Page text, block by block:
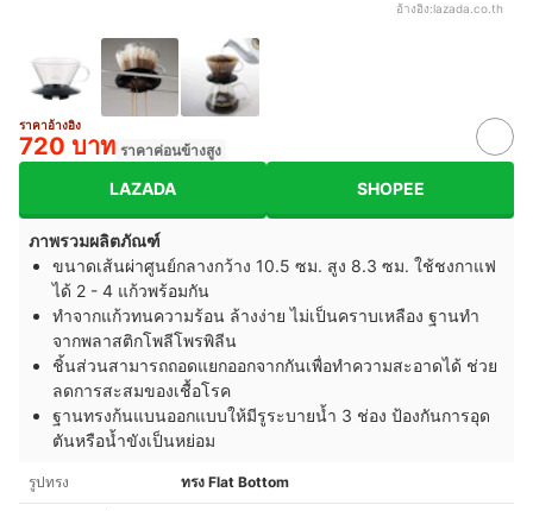
อ้างอิง:lazada.co.th
ราคาอ้างอิง
720 บาท ราคาค่อนข้างสูง
LAZADA SHOPEE
ภาพรวมผลิตภัณฑ์
ขนาดเส้นผ่าศูนย์กลางกว้าง 10.5 ซม. สูง 8.3 ซม. ใช้ชงกาแฟ
ได้ 2 - 4 แก้วพร้อมกัน
ทำจากแก้วทนความร้อน ล้างง่าย ไม่เป็นคราบเหลือง ฐานทำ
จากพลาสติกโพลีโพรพิลีน
ชิ้นส่วนสามารถถอดแยกออกจากกันเพื่อทำความสะอาดได้ ช่วย
ลดการสะสมของเชื้อโรค
ฐานทรงก้นแบนออกแบบให้มีรูระบายน้ำ 3 ช่อง ป้องกันการอุด
ตันหรือน้ำขังเป็นหย่อม
รูปทรง ทรง Flat Bottom